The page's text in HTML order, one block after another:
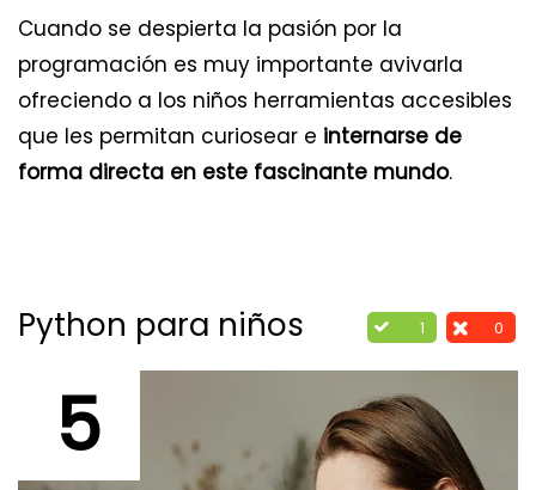
Cuando se despierta la pasión por la
programación es muy importante avivarla
ofreciendo a los niños herramientas accesibles
que les permitan curiosear e internarse de
forma directa en este fascinante mundo.
1 0
Python para niños
5